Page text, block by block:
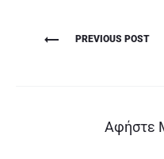
Πλοήγηση
PREVIOUS POST
Αφήστε